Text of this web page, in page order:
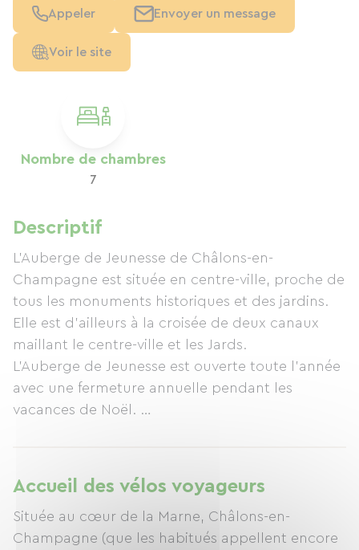
Nombre de chambres
7
Descriptif
L’Auberge de Jeunesse de Châlons-en-
Champagne est située en centre-ville, proche de
tous les monuments historiques et des jardins.
Elle est d’ailleurs à la croisée de deux canaux
maillant le centre-ville et les Jards.
L’Auberge de Jeunesse est ouverte toute l’année
avec une fermeture annuelle pendant les
vacances de Noël.
de 9h à 18h, avec une possibilité de faire une
entrée en autonomie grâce à la mise en place de
boîtes à clés depuis septembre 2025.
Accueil des vélos voyageurs
Située au cœur de la Marne, Châlons-en-
Champagne (que les habitués appellent encore
Appeler Envoyer un message
Voir le site